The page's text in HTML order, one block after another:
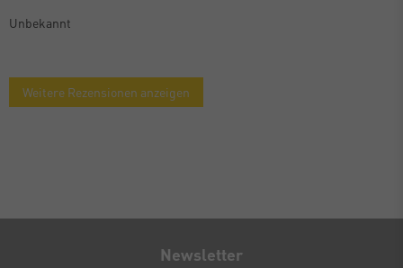
Unbekannt
Weitere Rezensionen anzeigen
Newsletter